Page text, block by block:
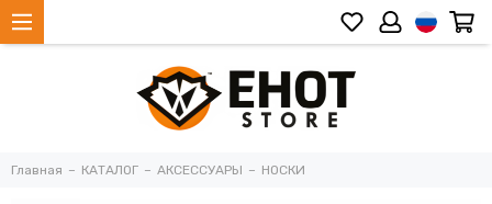
Главная КАТАЛОГ АКСЕССУАРЫ НОСКИ